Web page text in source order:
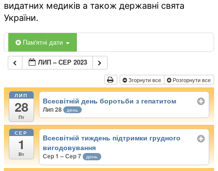
видатних медиків а також державні свята
України.
Пам'ятні дати
ЛИП – СЕР 2023
Згорнути все Розгорнути все
ЛИП
28
Пт
Всесвітній день боротьби з гепатитом
Лип 28 день
СЕР
1
Вт
Всесвітній тиждень підтримки грудного
вигодовування
Сер 1 – Сер 7 день